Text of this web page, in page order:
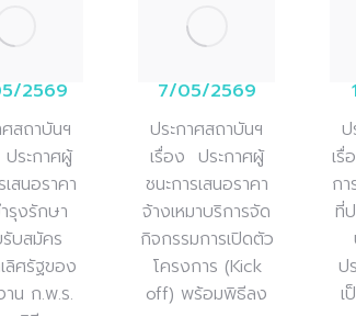
2569
สถาบันฯ
ประกาศผู้
เสนอราคา
รุงรักษา
รับสมัคร
ลิศรัฐของ
าน ก.พ.ร.
7/05/2569
ประกาศสถาบันฯ
เรื่อง ประกาศผู้
ชนะการเสนอราคา
จ้างเหมาบริการจัด
กิจกรรมการเปิดตัว
โครงการ (Kick
off) พร้อมพิธีลง
ป
เรื่
กา
ที่
ป
เ